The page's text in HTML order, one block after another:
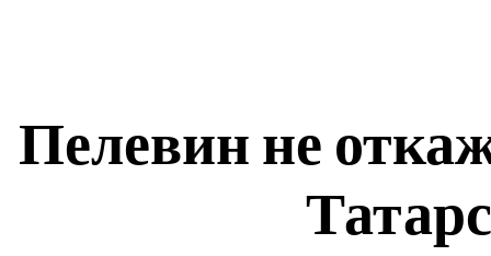
Пелевин не